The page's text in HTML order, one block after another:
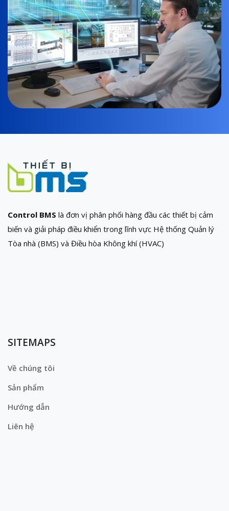
Control BMS là đơn vị phân phối hàng đầu các thiết bị cảm
biến và giải pháp điều khiển trong lĩnh vực Hệ thống Quản lý
Tòa nhà (BMS) và Điều hòa Không khí (HVAC)
SITEMAPS
Về chúng tôi
Sản phẩm
Hướng dẫn
Liên hệ